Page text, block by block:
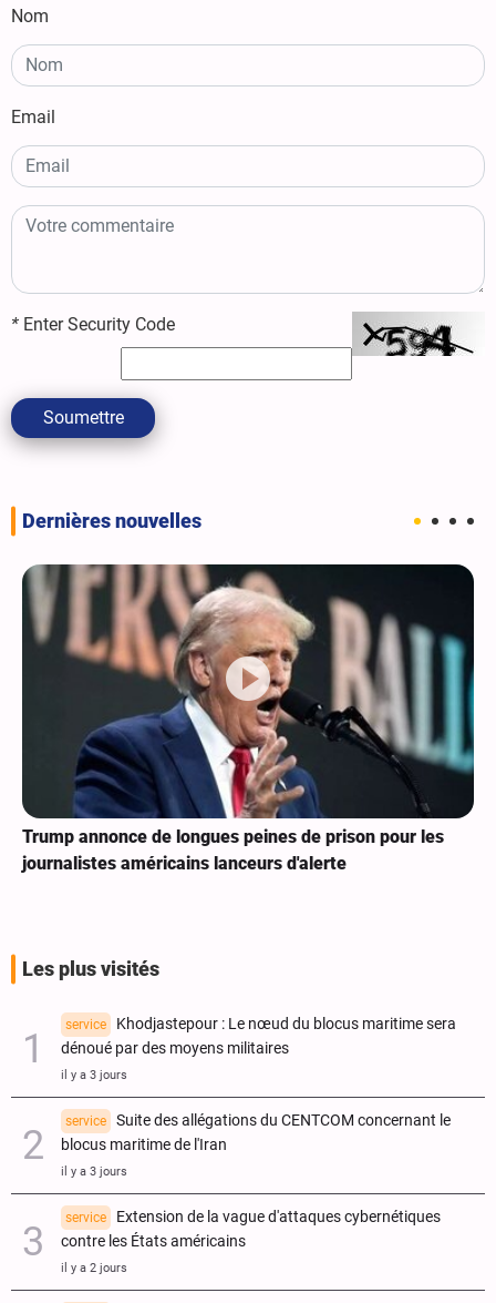
Nom
Email
* Enter Security Code
Soumettre
Dernières nouvelles
Trump annonce de longues peines de prison pour les
journalistes américains lanceurs d'alerte
Les plus visités
service
Khodjastepour : Le nœud du blocus maritime sera
dénoué par des moyens militaires
il y a 3 jours
service
Suite des allégations du CENTCOM concernant le
blocus maritime de l'Iran
il y a 3 jours
service
Extension de la vague d'attaques cybernétiques
contre les États américains
il y a 2 jours